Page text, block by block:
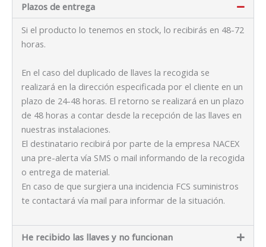
Plazos de entrega
Si el producto lo tenemos en stock, lo recibirás en 48-72
horas.
En el caso del duplicado de llaves la recogida se
realizará en la dirección especificada por el cliente en un
plazo de 24-48 horas. El retorno se realizará en un plazo
de 48 horas a contar desde la recepción de las llaves en
nuestras instalaciones.
El destinatario recibirá por parte de la empresa NACEX
una pre-alerta vía SMS o mail informando de la recogida
o entrega de material.
En caso de que surgiera una incidencia FCS suministros
te contactará vía mail para informar de la situación.
He recibido las llaves y no funcionan